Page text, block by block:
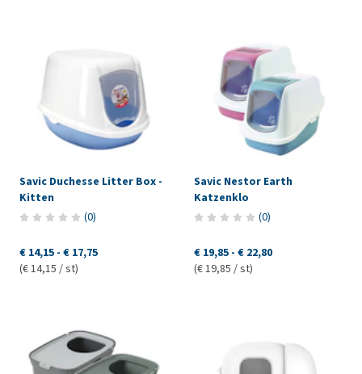
Savic Duchesse Litter Box -
Kitten
(0)
€ 14,15 - € 17,75
(€ 14,15 / st)
Savic Nestor Earth
Katzenklo
(0)
€ 19,85 - € 22,80
(€ 19,85 / st)